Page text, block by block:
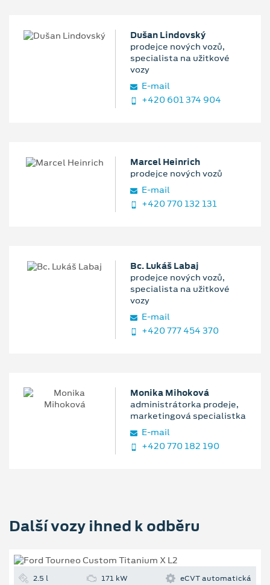
Dušan Lindovský
prodejce nových vozů,
specialista na užitkové
vozy
E‑mail
+420 601 374 904
Marcel Heinrich
prodejce nových vozů
E‑mail
+420 770 132 131
Bc. Lukáš Labaj
prodejce nových vozů,
specialista na užitkové
vozy
E‑mail
+420 777 454 370
Monika Mihoková
administrátorka prodeje,
marketingová specialistka
E‑mail
+420 770 182 190
Další vozy ihned k odběru
2.5 l 171 kW eCVT automatická